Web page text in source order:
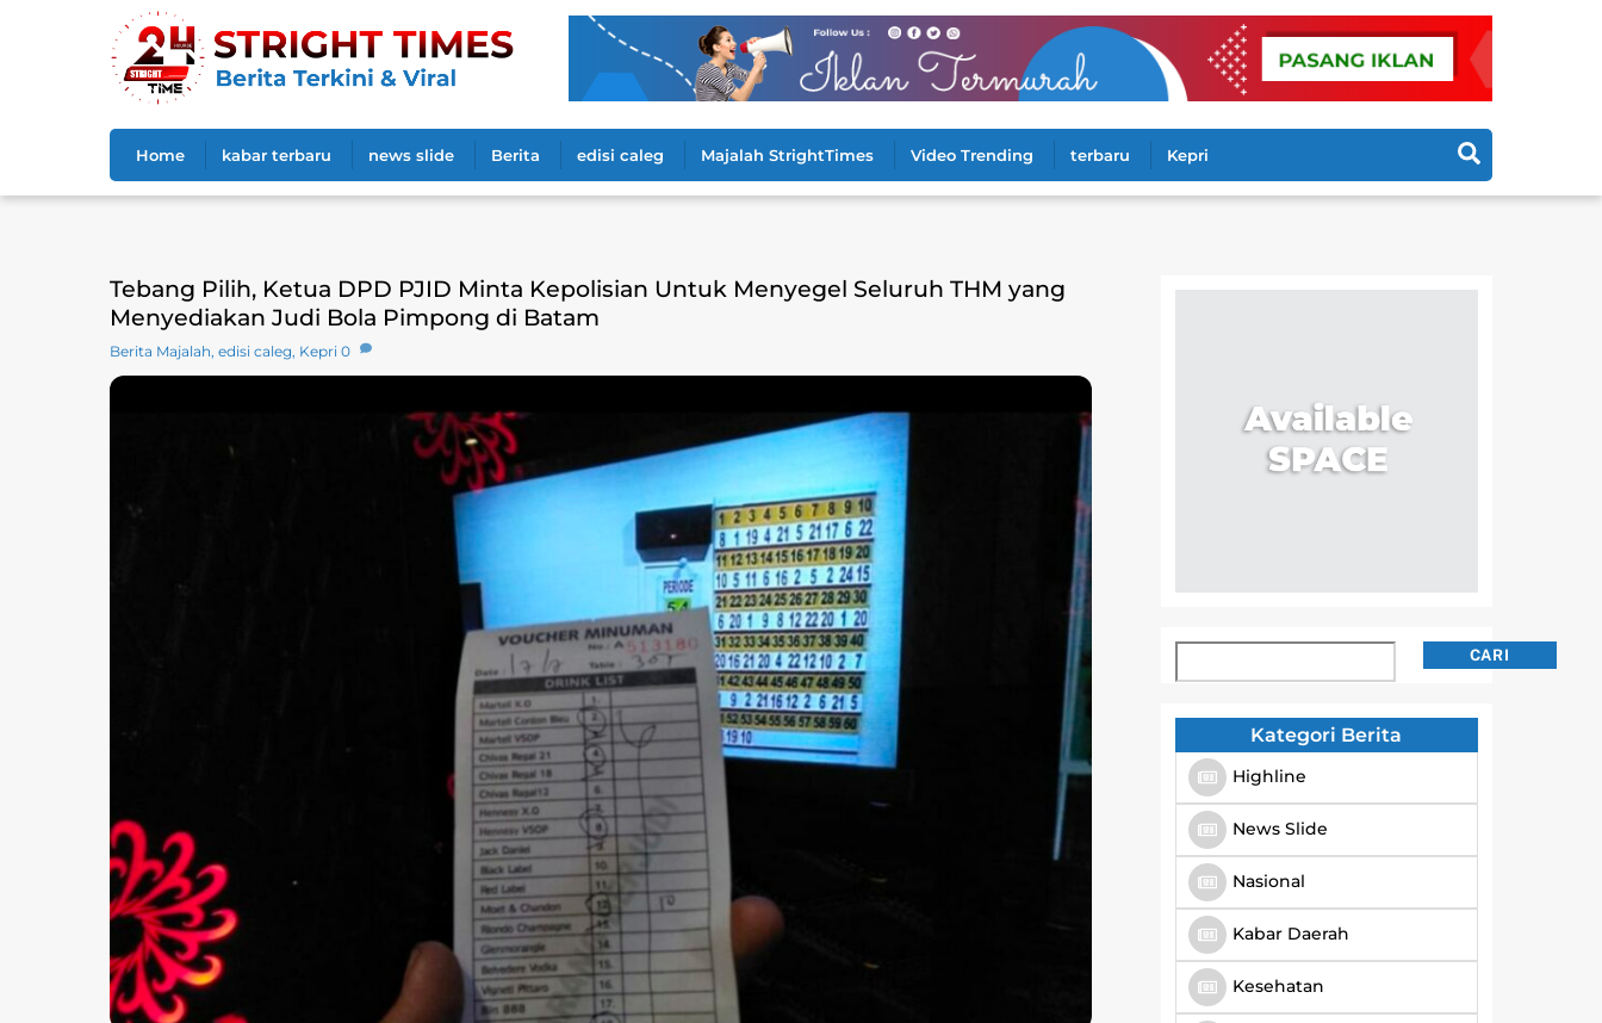
Home kabar terbaru news slide Berita edisi caleg Majalah StrightTimes Video Trending terbaru Kepri
Tebang Pilih, Ketua DPD PJID Minta Kepolisian Untuk Menyegel Seluruh THM yang
Menyediakan Judi Bola Pimpong di Batam
Berita Majalah, edisi caleg, Kepri 0
CARI
Kategori Berita
Highline
News Slide
Nasional
Kabar Daerah
Kesehatan